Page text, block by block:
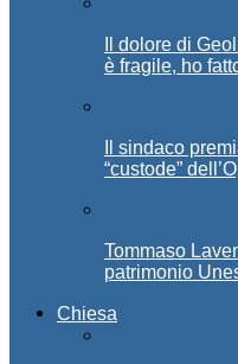
Il dolore di
è fragile, ho
Il sindaco
“custode”
Tommaso
patrimonio
Chiesa